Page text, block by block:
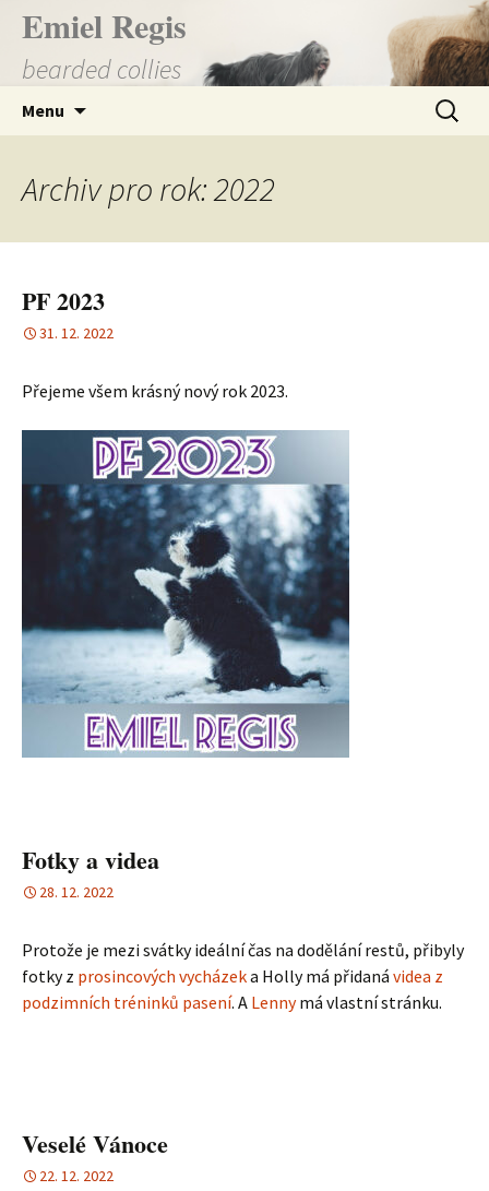
Přejít
obsahu
Emiel Regis
bearded collies
Menu
Archiv pro rok: 2022
PF 2023
31. 12. 2022
Přejeme všem krásný nový rok 2023.
Fotky a videa
28. 12. 2022
Protože je mezi svátky ideální čas na dodělání restů, přibyly
fotky z prosincových vycházeka Holly má přidaná videa z
podzimních tréninků pasení. A Lennymá vlastní stránku.
Veselé Vánoce
22. 12. 2022